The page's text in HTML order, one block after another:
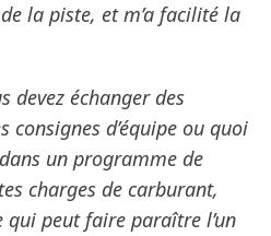
la piste, et m’a facilité la
devez échanger des
d’équipe ou quoi
un programme de
charges de carburant,
peut faire paraître l’un